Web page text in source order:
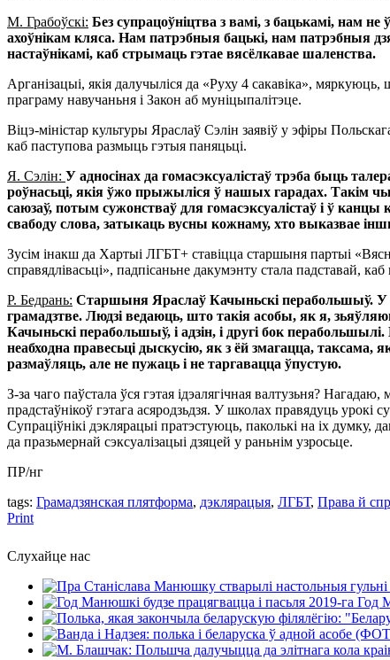
М. Грабоўскі: Без супрацоўніцтва з вамі, з бацькамі, нам
ахоўнікам кляса. Нам патрэбныя бацькі, нам патрэбныя
настаўнікамі, каб стрымаць гэтае вясёлкавае шаленства.
Арганізацыі, якія далучыліся да «Руху 4 сакавіка»,
праграму навучаньня і Закон аб муніцыпалітэце.
Віцэ-міністар культуры Яраслаў Сэлін заявіў у эфіры
каб паступова размыць гэтыя паняцьці.
Я. Сэлін: У адносінах да гомасэксуалістаў трэба быць
роўнасьці, якія ўжо прыжыліся ў нашых гарадах. Такім
саюзаў, потым сужонстваў для гомасэксуалістаў і ў
свабоду слова, затыкаць вусны кожнаму, хто выказвае
Зусім інакш да Хартыі ЛГБТ+ ставіцца старшыня партыі
справядлівасьці», падпісаньне дакумэнту стала падставай,
Р. Бедрань: Старшыня Яраслаў Качыньскі перабольшыў. У
грамадзтве. Людзі ведаюць, што такія асобы, як я,
Качыньскі перабольшыў, і адзін, і другі бок
неабходна правесьці дыскусію, як з ёй змагацца,
размаўляць, але не пужаць і не таргавацца ўпустую.
З-за чаго паўстала ўся гэтая ідэалягічная валтузьня?
прадстаўнікоў гэтага асяродзьдзя. У школах правядуць
Супраціўнікі дэклярацыі пратэстуюць, паколькі на іх думку,
да празьмернай сэксуалізацыі дзяцей у раньнім узросьце.
ПР/нг
tags: Грамадзянская плятформа, дэклярацыя, ЛГБТ, Права й
Print
Слухайце нас
Год